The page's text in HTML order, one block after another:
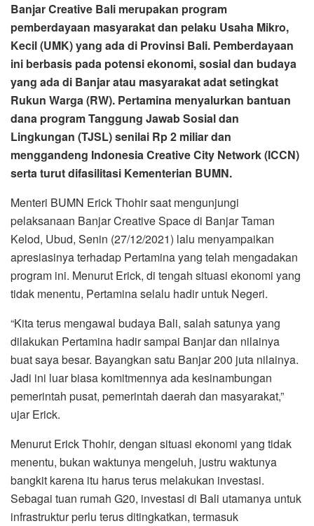
Banjar Creative Bali merupakan program
pemberdayaan masyarakat dan pelaku Usaha Mikro,
Kecil (UMK) yang ada di Provinsi Bali. Pemberdayaan
ini berbasis pada potensi ekonomi, sosial dan budaya
yang ada di Banjar atau masyarakat adat setingkat
Rukun Warga (RW). Pertamina menyalurkan bantuan
dana program Tanggung Jawab Sosial dan
Lingkungan (TJSL) senilai Rp 2 miliar dan
menggandeng Indonesia Creative City Network (ICCN)
serta turut difasilitasi Kementerian BUMN.
Menteri BUMN Erick Thohir saat mengunjungi
pelaksanaan Banjar Creative Space di Banjar Taman
Kelod, Ubud, Senin (27/12/2021) lalu menyampaikan
apresiasinya terhadap Pertamina yang telah mengadakan
program ini. Menurut Erick, di tengah situasi ekonomi yang
tidak menentu, Pertamina selalu hadir untuk Negeri.
“Kita terus mengawal budaya Bali, salah satunya yang
dilakukan Pertamina hadir sampai Banjar dan nilainya
buat saya besar. Bayangkan satu Banjar 200 juta nilainya.
Jadi ini luar biasa komitmennya ada kesinambungan
pemerintah pusat, pemerintah daerah dan masyarakat,”
ujar Erick.
Menurut Erick Thohir, dengan situasi ekonomi yang tidak
menentu, bukan waktunya mengeluh, justru waktunya
bangkit karena itu harus terus melakukan investasi.
Sebagai tuan rumah G20, investasi di Bali utamanya untuk
infrastruktur perlu terus ditingkatkan, termasuk